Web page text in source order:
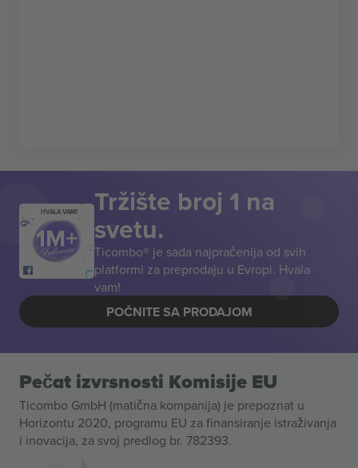
HVALA VAM! Tržište broj 1 na
svetu.
Ticombo® je sada najpraćenija od svih
platformi za preprodaju u Evropi. Hvala
vam!
POČNITE SA PRODAJOM
Pečat izvrsnosti Komisije EU
Ticombo GmbH (matična kompanija) je prepoznat u
Horizontu 2020, programu EU za finansiranje istraživanja
i inovacija, za svoj predlog br. 782393.